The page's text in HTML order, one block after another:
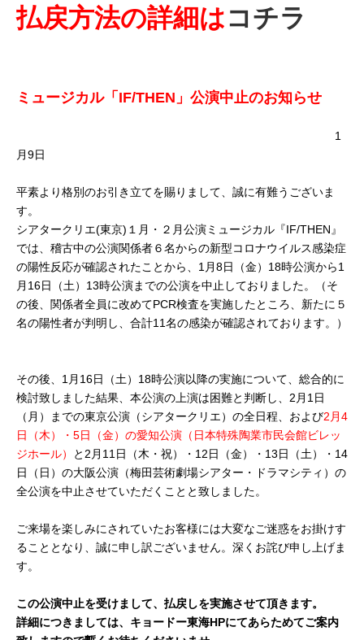
払戻方法の詳細はコチラ
ミュージカル「IF/THEN」公演中止のお知らせ
1
月9日
平素より格別のお引き立てを賜りまして、誠に有難うございま
す。
シアタークリエ(東京)１月・２月公演ミュージカル『IF/THEN』
では、稽古中の公演関係者６名からの新型コロナウイルス感染症
の陽性反応が確認されたことから、1月8日（金）18時公演から1
月16日（土）13時公演までの公演を中止しておりました。（そ
の後、関係者全員に改めてPCR検査を実施したところ、新たに５
名の陽性者が判明し、合計11名の感染が確認されております。）
その後、1月16日（土）18時公演以降の実施について、総合的に
検討致しました結果、本公演の上演は困難と判断し、2月1日
（月）までの東京公演（シアタークリエ）の全日程、および2月4
日（木）・5日（金）の愛知公演（日本特殊陶業市民会館ビレッ
ジホール）
と2月11日（木・祝）・12日（金）・13日（土）・14
日（日）の大阪公演（梅田芸術劇場シアター・ドラマシティ）の
全公演を中止させていただくことと致しました。
ご来場を楽しみにされていたお客様には大変なご迷惑をお掛けす
ることとなり、誠に申し訳ございません。深くお詫び申し上げま
す。
この公演中止を受けまして、払戻しを実施させて頂きます。
詳細につきましては、キョードー東海HPにてあらためてご案内